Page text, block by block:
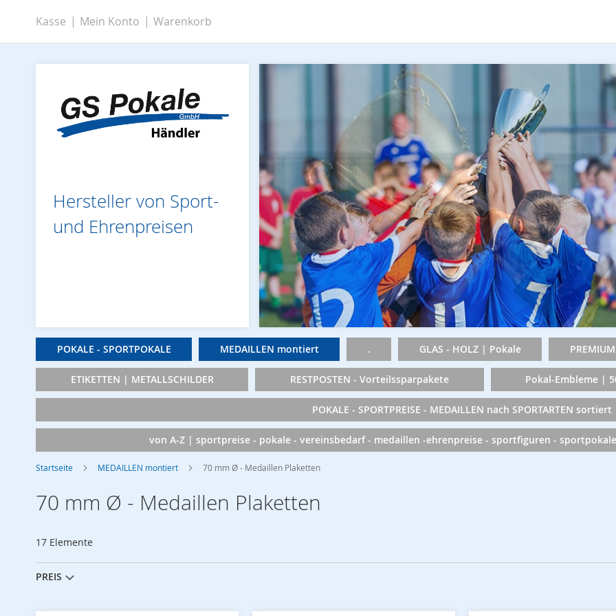
Zum
Inhalt
springen
Kasse Mein Konto Warenkorb
Hersteller von Sport-
und Ehrenpreisen
POKALE - SPORTPOKALE MEDAILLEN montiert . GLAS - HOLZ | Pokale
ETIKETTEN | METALLSCHILDER RESTPOSTEN - Vorteilssparpakete Pokal-Embleme |
POKALE - SPORTPREISE - MEDAILLEN nach SPORTARTEN sortiert
von A-Z | sportpreise - pokale - vereinsbedarf - medaillen -ehrenpreise - sportfiguren -
Startseite MEDAILLEN montiert 70 mm Ø - Medaillen Plaketten
70 mm Ø - Medaillen Plaketten
PREIS
17 Elemente